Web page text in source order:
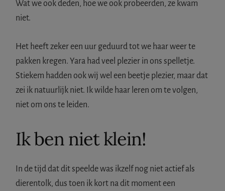
Wat we ook deden, hoe we ook probeerden, ze kwam
niet.
Het heeft zeker een uur geduurd tot we haar weer te
pakken kregen. Yara had veel plezier in ons spelletje.
Stiekem hadden ook wij wel een beetje plezier, maar dat
zei ik natuurlijk niet. Ik wilde haar leren om te volgen,
niet om ons te leiden.
Ik ben niet klein!
In de tijd dat dit speelde was ikzelf nog niet actief als
dierentolk, dus toen ik kort na dit moment een